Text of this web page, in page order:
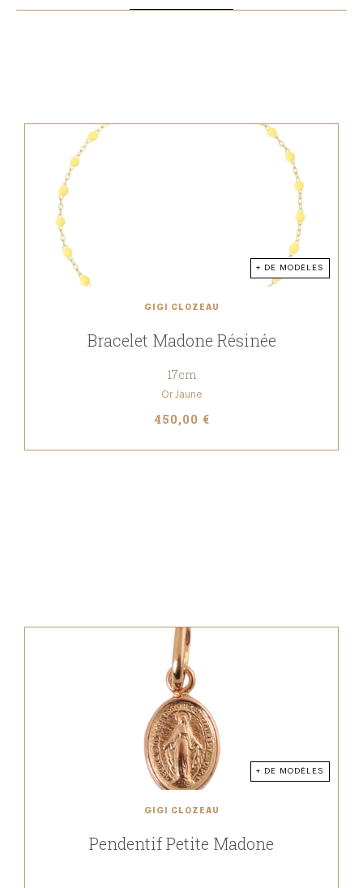
+ DE MODÈLES
GIGI CLOZEAU
Bracelet Madone Résinée
17cm
Or Jaune
450,00 €
+ DE MODÈLES
GIGI CLOZEAU
Pendentif Petite Madone